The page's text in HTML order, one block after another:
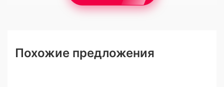
Похожие предложения